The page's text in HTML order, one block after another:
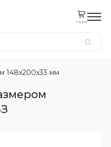
корзина
148x200x33 мм